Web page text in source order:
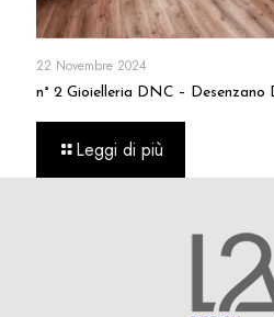
22 Novembre 2024
n° 2 Gioielleria DNC – Desenzano
Leggi di più